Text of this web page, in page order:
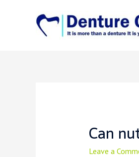
Can
Leave a